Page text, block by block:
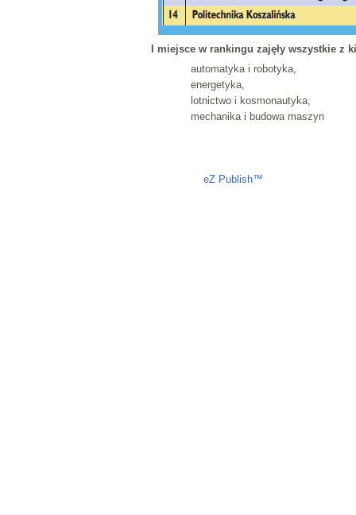
I miejsce w rankingu zajęły wszystkie z
automatyka i robotyka,
energetyka,
lotnictwo i kosmonautyka,
mechanika i budowa maszyn
eZ Publish™